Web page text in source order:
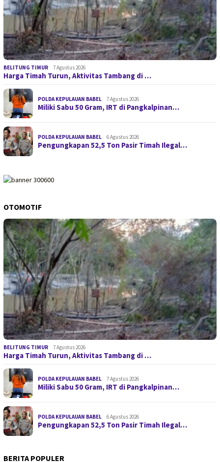
BELITUNG TIMUR 7 Agustus 2026
Harga Timah Turun, Aktivitas Tambang di …
POLDA KEPULAUAN BABEL 7 Agustus 2026
Miliki Sabu 50 Gram, IRT di Pangkalpinan…
POLDA KEPULAUAN BABEL 6 Agustus 2026
Pengungkapan 52,5 Ton Pasir Timah Ilegal…
OTOMOTIF
BELITUNG TIMUR 7 Agustus 2026
Harga Timah Turun, Aktivitas Tambang di …
POLDA KEPULAUAN BABEL 7 Agustus 2026
Miliki Sabu 50 Gram, IRT di Pangkalpinan…
POLDA KEPULAUAN BABEL 6 Agustus 2026
Pengungkapan 52,5 Ton Pasir Timah Ilegal…
BERITA POPULER